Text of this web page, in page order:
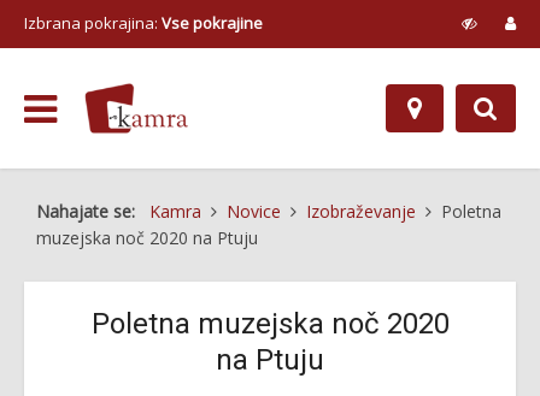
Izbrana pokrajina: Vse pokrajine
Nahajate se: Kamra Novice Izobraževanje
Poletna
muzejska noč 2020 na Ptuju
Poletna muzejska noč 2020
na Ptuju